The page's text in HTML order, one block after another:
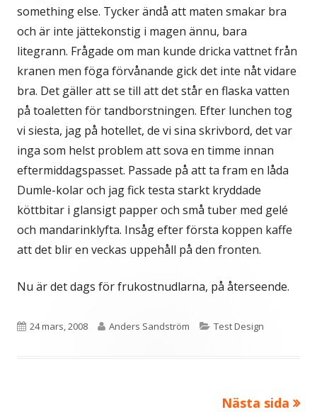
something else. Tycker ändå att maten smakar bra
och är inte jättekonstig i magen ännu, bara
litegrann. Frågade om man kunde dricka vattnet från
kranen men föga förvånande gick det inte nåt vidare
bra. Det gäller att se till att det står en flaska vatten
på toaletten för tandborstningen. Efter lunchen tog
vi siesta, jag på hotellet, de vi sina skrivbord, det var
inga som helst problem att sova en timme innan
eftermiddagspasset. Passade på att ta fram en låda
Dumle-kolar och jag fick testa starkt kryddade
köttbitar i glansigt papper och små tuber med gelé
och mandarinklyfta. Insåg efter första koppen kaffe
att det blir en veckas uppehåll på den fronten.
Nu är det dags för frukostnudlarna, på återseende.
Publicerat
24 mars, 2008 Författare
Anders Sandström Kategorier
Test Design
Nästa sida